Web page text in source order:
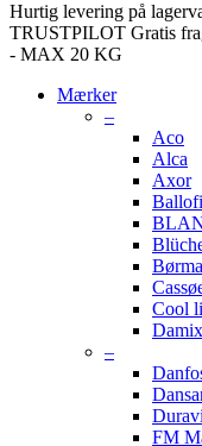
Hurtig levering på
TRUSTPILOT Gratis
- MAX 20 KG
Mærker
–
Aco
Alca
Axor
Børma
Cool
–
FM